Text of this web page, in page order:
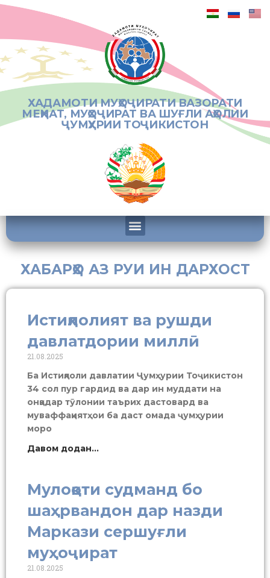
ХАДАМОТИ МУҲОҶИРАТИ ВАЗОРАТИ
МЕҲНАТ, МУҲОҶИРАТ ВА ШУҒЛИ АҲОЛИИ
ҶУМҲУРИИ ТОҶИКИСТОН
ХАБАРҲО АЗ РУИ ИН ДАРХОСТ
Истиқлолият ва рушди
давлатдории миллӣ
21.08.2025
Ба Истиқлоли давлатии Ҷумҳурии Тоҷикистон
34 сол пур гардид ва дар ин муддати на
онқадар тӯлонии таърих дастовард ва
муваффақиятҳои ба даст омада ҷумҳурии
моро
Давом додан...
Мулоқоти судманд бо
шаҳрвандон дар назди
Маркази сершуғли
муҳоҷират
21.08.2025